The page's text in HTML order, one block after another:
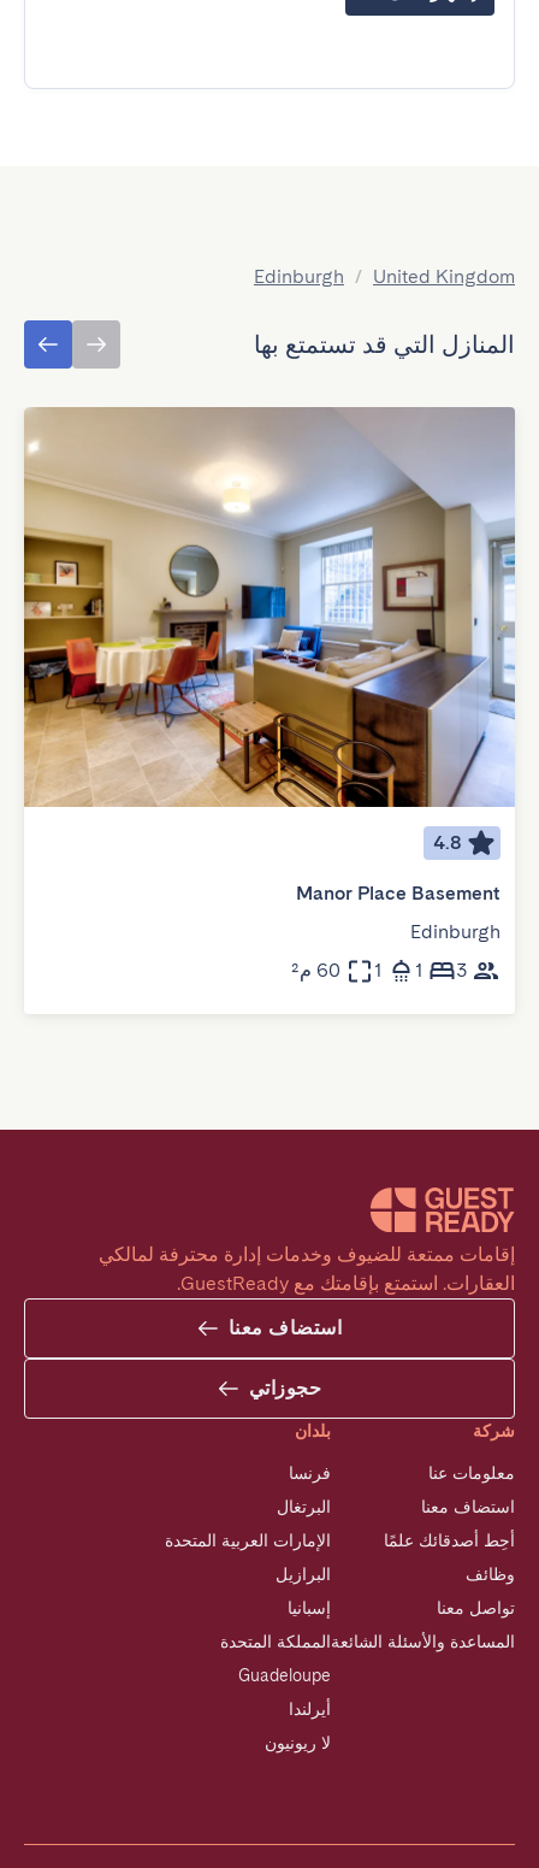
United Kingdom
/
Edinburgh
المنازل التي قد تستمتع بها
4.8
Manor Place Basement
Edinburgh
3
1
1 60 م²
العقارات. استمتع بإقامتك مع GuestReady.
استضاف معنا
حجوزاتي
شركة
معلومات عنا
استضاف معنا
أحِط أصدقائك علمًا
وظائف
تواصل معنا
المساعدة والأسئلة الشائعة
بلدان
فرنسا
البرتغال
الإمارات العربية المتحدة
البرازيل
إسبانيا
المملكة المتحدة
Guadeloupe
أيرلندا
لا ريونيون